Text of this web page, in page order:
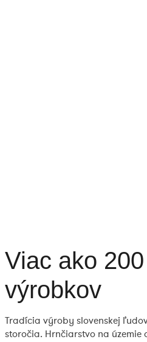
Viac ako
výrobkov
Tradícia výroby slovenskej
storočia. Hrnčiarstvo na územie